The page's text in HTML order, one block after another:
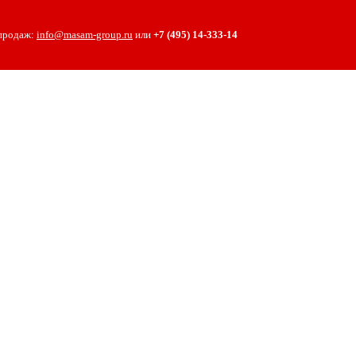
info@masam-group.ru или +7 (495) 14‑333‑14